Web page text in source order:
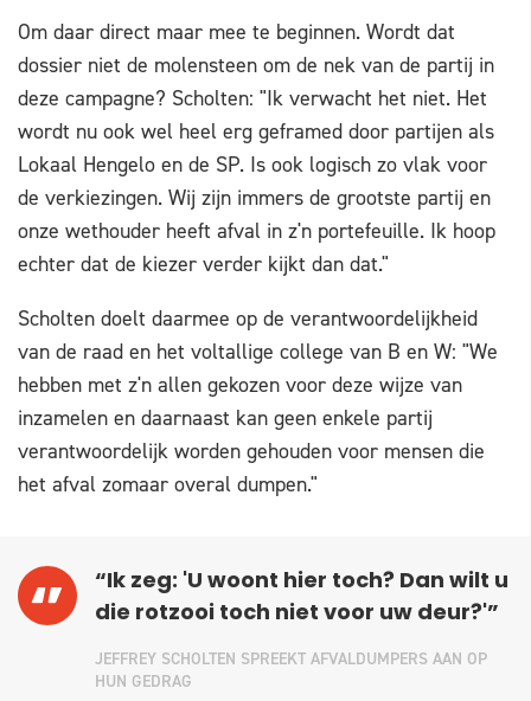
Om daar direct maar mee te beginnen. Wordt dat
dossier niet de molensteen om de nek van de partij in
deze campagne? Scholten: "Ik verwacht het niet. Het
wordt nu ook wel heel erg geframed door partijen als
Lokaal Hengelo en de SP. Is ook logisch zo vlak voor
de verkiezingen. Wij zijn immers de grootste partij en
onze wethouder heeft afval in z'n portefeuille. Ik hoop
echter dat de kiezer verder kijkt dan dat."
Scholten doelt daarmee op de verantwoordelijkheid
van de raad en het voltallige college van B en W: "We
hebben met z'n allen gekozen voor deze wijze van
inzamelen en daarnaast kan geen enkele partij
verantwoordelijk worden gehouden voor mensen die
het afval zomaar overal dumpen."
“Ik zeg: 'U woont hier toch? Dan wilt u
die rotzooi toch niet voor uw deur?'”
JEFFREY SCHOLTEN SPREEKT AFVALDUMPERS AAN OP
HUN GEDRAG